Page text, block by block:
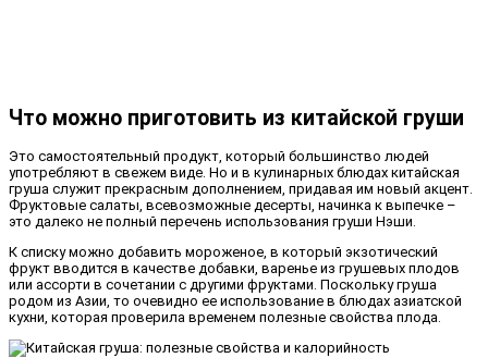
Что можно приготовить из китайской груши
Это самостоятельный продукт, который большинство людей
употребляют в свежем виде. Но и в кулинарных блюдах китайская
груша служит прекрасным дополнением, придавая им новый акцент.
Фруктовые салаты, всевозможные десерты, начинка к выпечке –
это далеко не полный перечень использования груши Нэши.
К списку можно добавить мороженое, в который экзотический
фрукт вводится в качестве добавки, варенье из грушевых плодов
или ассорти в сочетании с другими фруктами. Поскольку груша
родом из Азии, то очевидно ее использование в блюдах азиатской
кухни, которая проверила временем полезные свойства плода.